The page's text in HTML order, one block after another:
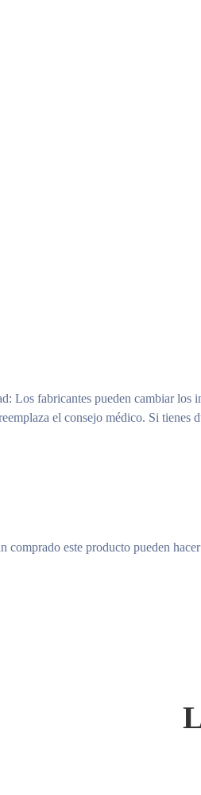
: Los fabricantes pueden cambiar los
el consejo médico. Si tienes
comprado este producto pueden